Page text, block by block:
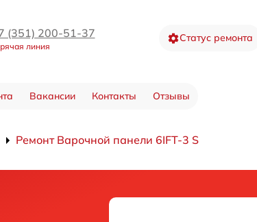
(351) 200-51-37
линия
Статус ремонта
Вакансии Контакты Отзывы
Ремонт Варочной панели 6IFT-3 S